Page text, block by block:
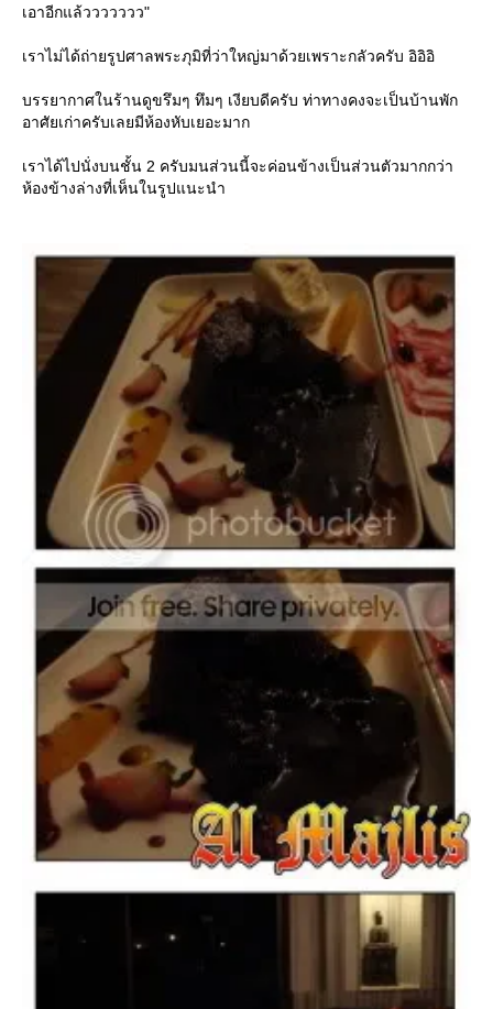
เอาอีกแล้ววววววว"
เราไม่ได้ถ่ายรูปศาลพระภุมิที่ว่าใหญ่มาด้วยเพราะกลัวครับ อิอิอิ
บรรยากาศในร้านดูขรึมๆ ทึมๆ เงียบดีครับ ท่าทางคงจะเป็นบ้านพัก
อาศัยเก่าครับเลยมีห้องหับเยอะมาก
เราได้ไปนั่งบนชั้น 2 ครับมนส่วนนี้จะค่อนข้างเป็นส่วนตัวมากกว่า
ห้องข้างล่างที่เห็นในรูปแนะนำ